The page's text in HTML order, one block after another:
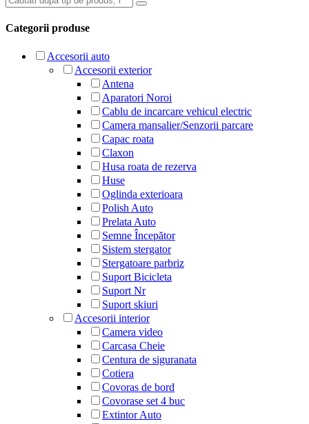
Categorii produse
Accesorii auto
Accesorii exterior
Antena
Aparatori Noroi
Cablu de incarcare vehicul electric
Camera mansalier/Senzorii parcare
Capac roata
Claxon
Husa roata de rezerva
Huse
Oglinda exterioara
Polish Auto
Prelata Auto
Semne Începător
Sistem stergator
Stergatoare parbriz
Suport Bicicleta
Suport Nr
Suport skiuri
Accesorii interior
Camera video
Carcasa Cheie
Centura de siguranata
Cotiera
Covoras de bord
Covorase set 4 buc
Extintor Auto